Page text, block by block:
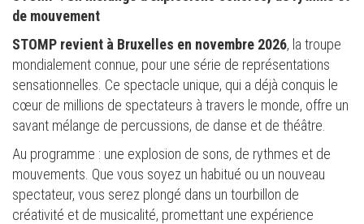
de mouvement
STOMP revient à Bruxelles en novembre 2026, la troupe
mondialement connue, pour une série de représentations
sensationnelles. Ce spectacle unique, qui a déjà conquis le
cœur de millions de spectateurs à travers le monde, offre un
savant mélange de percussions, de danse et de théâtre.
Au programme : une explosion de sons, de rythmes et de
mouvements. Que vous soyez un habitué ou un nouveau
spectateur, vous serez plongé dans un tourbillon de
créativité et de musicalité, promettant une expérience